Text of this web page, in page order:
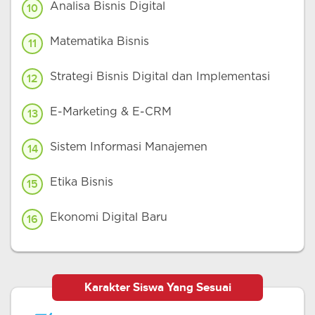
10 Analisa Bisnis Digital
11 Matematika Bisnis
12 Strategi Bisnis Digital dan Implementasi
13 E-Marketing & E-CRM
14 Sistem Informasi Manajemen
15 Etika Bisnis
16 Ekonomi Digital Baru
Karakter Siswa Yang Sesuai